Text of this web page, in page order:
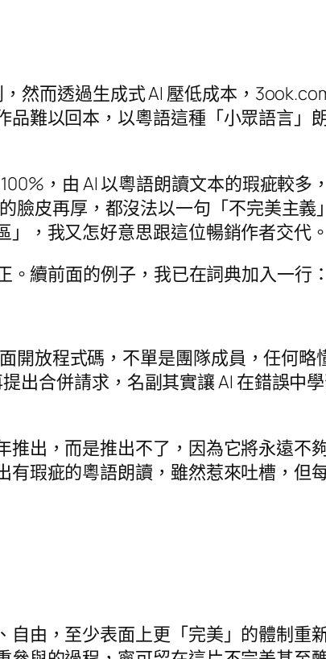
然而透過生成式 AI 壓低成本，
難以回本，以粵語這種「小眾語言」
，由 AI 以粵語朗讀文本的瑕疵較多
臉皮再厚，都沒法以一句「不完美主義
，我又怎好意思跟這位暢銷作者交代。
續前面的例子，我已在詞典加入一行：
開放程式碼，不單是團隊成員，任何略
出合併請求，名副其實讓 AI 在錯誤中
出，而是推出不了，因為它將永遠不
瑕疵的粵語朗讀，雖然惹來吐槽，但
由，至少表面上更「完美」的體制重